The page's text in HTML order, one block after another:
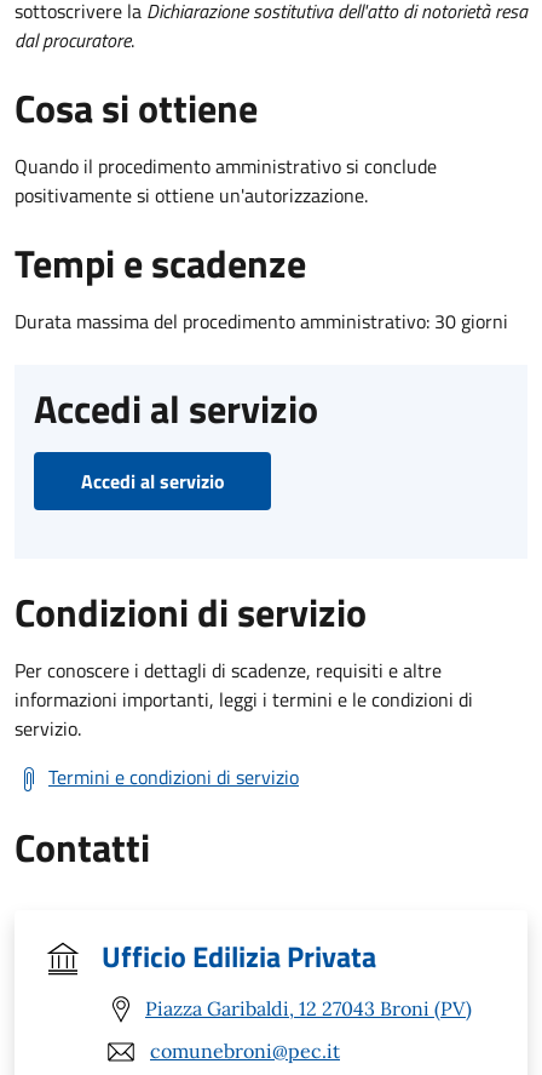
sottoscrivere la Dichiarazione sostitutiva dell'atto di notorietà resa
dal procuratore.
Cosa si ottiene
Quando il procedimento amministrativo si conclude
positivamente si ottiene un'autorizzazione.
Tempi e scadenze
Durata massima del procedimento amministrativo: 30 giorni
Accedi al servizio
Accedi al servizio
Condizioni di servizio
Per conoscere i dettagli di scadenze, requisiti e altre
informazioni importanti, leggi i termini e le condizioni di
servizio.
Termini e condizioni di servizio
Contatti
Ufficio Edilizia Privata
Piazza Garibaldi, 12 27043 Broni (PV)
comunebroni@pec.it